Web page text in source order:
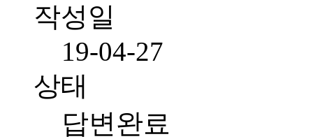
작성일
19-04-27
상태
답변완료